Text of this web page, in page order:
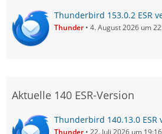
Thunderbird 153.0.2 ESR
Thunder 4. August 2026 um
Aktuelle 140 ESR-Version
Thunderbird 140.13.0